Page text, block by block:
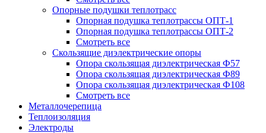
Опорные подушки теплотрасс
Опорная подушка теплотрассы ОПТ-1
Опорная подушка теплотрассы ОПТ-2
Смотреть все
Скользящие диэлектрические опоры
Опора скользящая диэлектрическая Ф57
Опора скользящая диэлектрическая Ф89
Опора скользящая диэлектрическая Ф108
Смотреть все
Металлочерепица
Теплоизоляция
Электроды